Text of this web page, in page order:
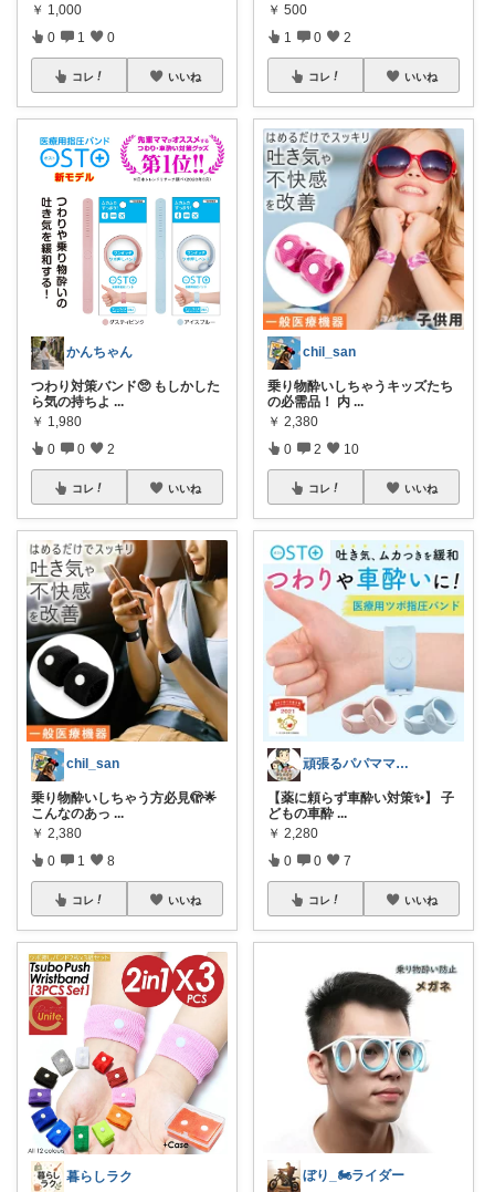
￥ 1,000
0 1 0
コレ いいね
かんちゃん
つわり対策バンド🥺 もしかした
ら気の持ちよ ...
￥ 1,980
0 0 2
コレ いいね
chil_san
乗り物酔いしちゃう方必見🫣🌟
こんなのあっ ...
￥ 2,380
0 1 8
コレ いいね
暮らしラク
￥ 500
1 0 2
コレ いいね
chil_san
乗り物酔いしちゃうキッズたち
の必需品！ 内 ...
￥ 2,380
0 2 10
コレ いいね
頑張るパパママ応援隊@育児・子供用品紹介
【薬に頼らず車酔い対策✨】 子
どもの車酔 ...
￥ 2,280
0 0 7
コレ いいね
ぼり_🏍ライダー